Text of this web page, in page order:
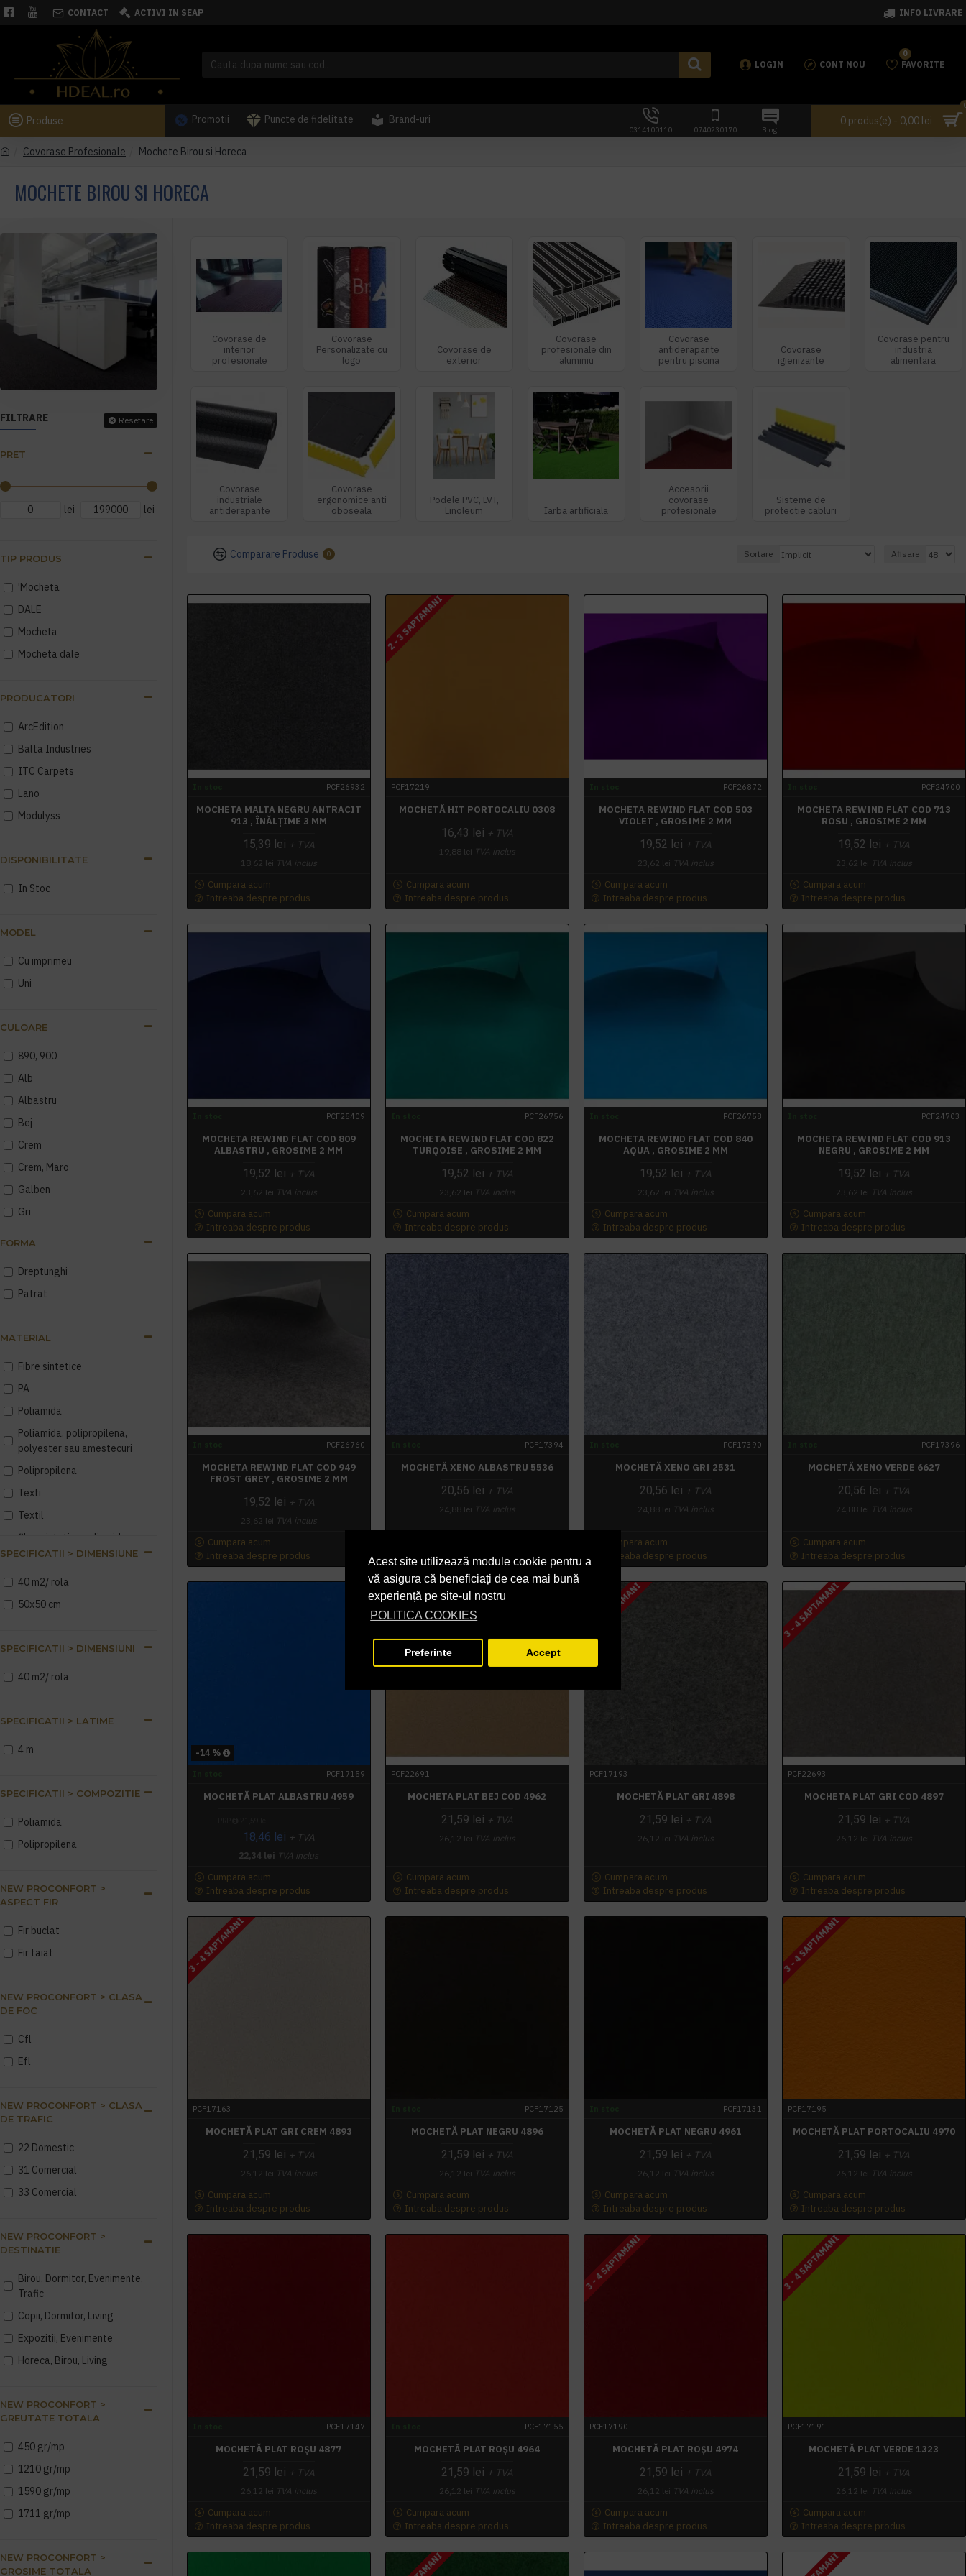
Acest site utilizează module cookie pentru a
vă asigura că beneficiați de cea mai bună
experiență pe site-ul nostru
POLITICA COOKIES
Preferinte Accept
CONTACT ACTIVI IN SEAP INFO LIVRARE
LOGIN CONT NOU FAVORITE
0
Produse Promotii Puncte de fidelitate Brand-uri
0314100110 0740230170 Blog
0 produs(e) - 0,00 lei
Covorase Profesionale Mochete Birou si Horeca
MOCHETE BIROU SI HORECA
FILTRARE Resetare
PRET
lei lei
PRODUCATORI
ArcEdition
Balta Industries
ITC Carpets
Lano
Modulyss
MODEL
Cu imprimeu
Uni
CULOARE
890, 900
Alb
Albastru
Bej
Crem
Crem, Maro
Galben
Gri
Negru
Portocaliu
Verde
antracit-bej
diverse
FORMA
Dreptunghi
Patrat
MATERIAL
Fibre sintetice
PA
Poliamida
Poliamida, polipropilena,
polyester sau amestecuri
Polipropilena
Texti
Textil
fibre sintetice poliamida,
polipropilena, polyester sau
fibre
sinteticepoliamida,polipropil
polyester sau amestecuri
TIP PRODUS
'Mocheta
DALE
Mocheta
Mocheta dale
SPECIFICATII > DIMENSIUNE
40 m2/ rola
50x50 cm
SPECIFICATII > DIMENSIUNI
40 m2/ rola
SPECIFICATII > LATIME
4 m
SPECIFICATII > COMPOZITIE
Poliamida
Polipropilena
NEW PROCONFORT >
ASPECT FIR
Fir buclat
Fir taiat
NEW PROCONFORT > CLASA
DE FOC
Cfl
Efl
NEW PROCONFORT > CLASA
DE TRAFIC
22 Domestic
31 Comercial
33 Comercial
NEW PROCONFORT >
DESTINATIE
Birou, Dormitor, Evenimente,
Trafic
Copii, Dormitor, Living
Expozitii, Evenimente
Horeca, Birou, Living
NEW PROCONFORT >
GREUTATE TOTALA
450 gr/mp
1210 gr/mp
1590 gr/mp
1711 gr/mp
NEW PROCONFORT >
GROSIME TOTALA
DISPONIBILITATE
In Stoc
Covorase de
interior
profesionale
Covorase
Personalizate cu
logo
Covorase de
exterior
Covorase
profesionale din
aluminiu
Covorase
antiderapante
pentru piscina
Covorase
igienizante
Covorase pentru
industria
alimentara
Covorase
industriale
antiderapante
Covorase
ergonomice anti
oboseala
Podele PVC, LVT,
Linoleum
Iarba artificiala
Accesorii
covorase
profesionale
Sisteme de
protectie cabluri
Comparare Produse 0 Sortare Afisare
PCF26932
MOCHETA MALTA NEGRU ANTRACIT
913 , ÎNĂLȚIME 3 MM
15,39 lei + TVA
18,62 lei TVA inclus
Cumpara acum
Intreaba despre produs
2 - 3 SAPTAMANI
PCF17219
MOCHETĂ HIT PORTOCALIU 0308
16,43 lei + TVA
19,88 lei TVA inclus
Cumpara acum
Intreaba despre produs
PCF26872
MOCHETA REWIND FLAT COD 503
VIOLET , GROSIME 2 MM
19,52 lei + TVA
23,62 lei TVA inclus
Cumpara acum
Intreaba despre produs
PCF24700
MOCHETA REWIND FLAT COD 713
ROSU , GROSIME 2 MM
19,52 lei + TVA
23,62 lei TVA inclus
Cumpara acum
Intreaba despre produs
PCF25409
MOCHETA REWIND FLAT COD 809
ALBASTRU , GROSIME 2 MM
19,52 lei + TVA
23,62 lei TVA inclus
Cumpara acum
Intreaba despre produs
PCF26756
MOCHETA REWIND FLAT COD 822
TURQOISE , GROSIME 2 MM
19,52 lei + TVA
23,62 lei TVA inclus
Cumpara acum
Intreaba despre produs
PCF26758
MOCHETA REWIND FLAT COD 840
AQUA , GROSIME 2 MM
19,52 lei + TVA
23,62 lei TVA inclus
Cumpara acum
Intreaba despre produs
PCF24703
MOCHETA REWIND FLAT COD 913
NEGRU , GROSIME 2 MM
19,52 lei + TVA
23,62 lei TVA inclus
Cumpara acum
Intreaba despre produs
PCF26760
MOCHETA REWIND FLAT COD 949
FROST GREY , GROSIME 2 MM
19,52 lei + TVA
23,62 lei TVA inclus
Cumpara acum
Intreaba despre produs
PCF17394
MOCHETĂ XENO ALBASTRU 5536
20,56 lei + TVA
24,88 lei TVA inclus
Intreaba despre produs
PCF17390
MOCHETĂ XENO GRI 2531
20,56 lei + TVA
24,88 lei TVA inclus
Cumpara acum
Intreaba despre produs
PCF17396
MOCHETĂ XENO VERDE 6627
20,56 lei + TVA
24,88 lei TVA inclus
Cumpara acum
Intreaba despre produs
-14 %
PCF17159
MOCHETĂ PLAT ALBASTRU 4959
18,46 lei + TVA
22,34 lei TVA inclus
Cumpara acum
Intreaba despre produs
3 - 4 SAPTAMANI
PCF22691
MOCHETA PLAT BEJ COD 4962
21,59 lei + TVA
26,12 lei TVA inclus
Cumpara acum
Intreaba despre produs
3 - 4 SAPTAMANI
PCF17193
MOCHETĂ PLAT GRI 4898
21,59 lei + TVA
26,12 lei TVA inclus
Cumpara acum
Intreaba despre produs
3 - 4 SAPTAMANI
PCF22693
MOCHETA PLAT GRI COD 4897
21,59 lei + TVA
26,12 lei TVA inclus
Cumpara acum
Intreaba despre produs
3 - 4 SAPTAMANI
PCF17163
MOCHETĂ PLAT GRI CREM 4893
21,59 lei + TVA
26,12 lei TVA inclus
Cumpara acum
Intreaba despre produs
PCF17125
MOCHETĂ PLAT NEGRU 4896
21,59 lei + TVA
26,12 lei TVA inclus
Cumpara acum
Intreaba despre produs
PCF17131
MOCHETĂ PLAT NEGRU 4961
21,59 lei + TVA
26,12 lei TVA inclus
Cumpara acum
Intreaba despre produs
3 - 4 SAPTAMANI
PCF17195
MOCHETĂ PLAT PORTOCALIU 4970
21,59 lei + TVA
26,12 lei TVA inclus
Cumpara acum
Intreaba despre produs
PCF17147
MOCHETĂ PLAT ROȘU 4877
21,59 lei + TVA
26,12 lei TVA inclus
Cumpara acum
Intreaba despre produs
PCF17155
MOCHETĂ PLAT ROȘU 4964
21,59 lei + TVA
26,12 lei TVA inclus
Cumpara acum
Intreaba despre produs
3 - 4 SAPTAMANI
PCF17190
MOCHETĂ PLAT ROȘU 4974
21,59 lei + TVA
26,12 lei TVA inclus
Cumpara acum
Intreaba despre produs
3 - 4 SAPTAMANI
PCF17191
MOCHETĂ PLAT VERDE 1323
21,59 lei + TVA
26,12 lei TVA inclus
Cumpara acum
Intreaba despre produs